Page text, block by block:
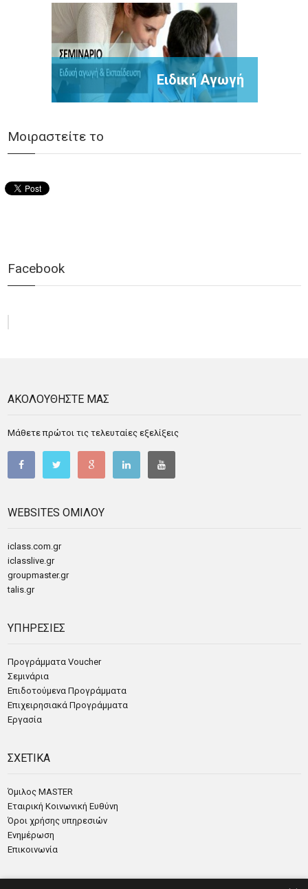
Ειδική Αγωγή
Μοιραστείτε το
Facebook
ΑΚΟΛΟΥΘΗΣΤΕ ΜΑΣ
Μάθετε πρώτοι τις τελευταίες εξελίξεις
WEBSITES ΟΜΙΛΟΥ
iclass.com.gr
iclasslive.gr
groupmaster.gr
talis.gr
ΥΠΗΡΕΣΙΕΣ
Προγράμματα Voucher
Σεμινάρια
Επιδοτούμενα Προγράμματα
Επιχειρησιακά Προγράμματα
Εργασία
ΣΧΕΤΙΚΑ
Όμιλος MASTER
Εταιρική Κοινωνική Ευθύνη
Όροι χρήσης υπηρεσιών
Ενημέρωση
Επικοινωνία